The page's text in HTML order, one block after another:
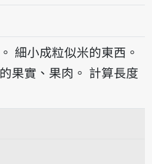
bí
細小成粒似米的東西。
果實、果肉。 計算長度